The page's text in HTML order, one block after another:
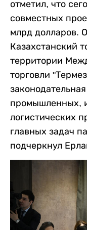
отметил, что
совместных
млрд долларов.
Казахстанский
территории
торговли
промышленных,
логистических
главных задач
подчеркнул